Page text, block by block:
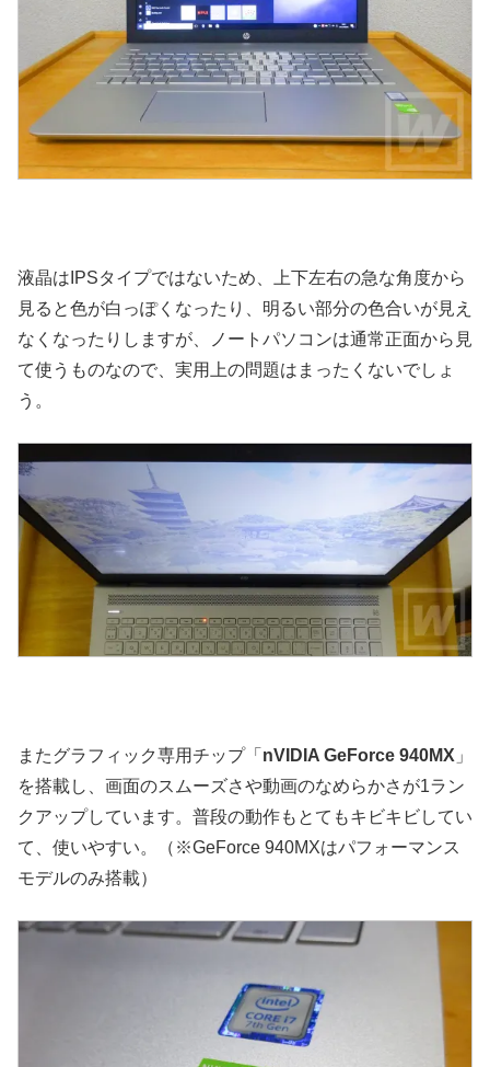
液晶はIPSタイプではないため、上下左右の急な角度から
見ると色が白っぽくなったり、明るい部分の色合いが見え
なくなったりしますが、ノートパソコンは通常正面から見
て使うものなので、実用上の問題はまったくないでしょ
う。
またグラフィック専用チップ「 nVIDIA GeForce 940MX 」
を搭載し、画面のスムーズさや動画のなめらかさが1ラン
クアップしています。普段の動作もとてもキビキビしてい
て、使いやすい。（※GeForce 940MXはパフォーマンス
モデルのみ搭載）